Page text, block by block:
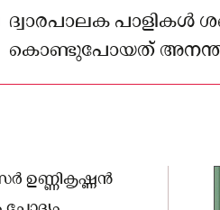
ദ്വാരപാലക പാളികൾ
കൊണ്ടുപോയത്
പ്രത്യേക അന്വേഷണ
ഉണ്ണികൃഷ്ണൻ